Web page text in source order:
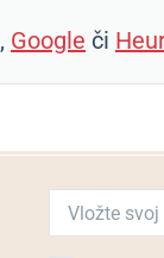
, Google či